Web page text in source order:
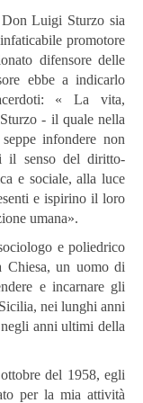
Luigi Sturzo sia
promotore
difensore delle
ebbe a indicarlo
« La vita,
- il quale nella
infondere non
il senso del diritto-
e sociale, alla luce
e ispirino il loro
umana».
e poliedrico
Chiesa, un uomo di
e incarnare gli
nei lunghi anni
anni ultimi della
del 1958, egli
per la mia attività